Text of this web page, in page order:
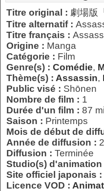
Titre original : 劇場版
Titre alternatif :
Titre français :
Origine : Manga
Catégorie : Film
Genre(s) : Comédie,
Thème(s) : Assassin,
Public visé : Shōnen
Nombre de film : 1
Durée d'un film : 87
Saison : Printemps
Mois de début de
Année de diffusion :
Diffusion : Terminée
Studio(s) d'animation
Site officiel japonais :
Licence VOD :